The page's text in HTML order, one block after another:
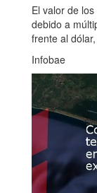
El valor de
debido a
frente al
Infobae